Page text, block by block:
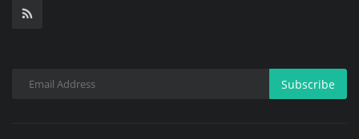
Subscribe